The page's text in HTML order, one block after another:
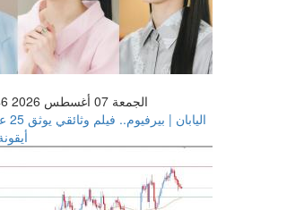
الجمعة 07 أغسطس 2026 01:46 صباحاً